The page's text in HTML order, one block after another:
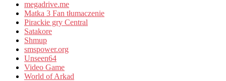
megadrive.me
Matka 3 Fan tłumaczenie
Pirackie gry Central
Satakore
Shmup
smspower.org
Unseen64
Video Game
World of Arkad